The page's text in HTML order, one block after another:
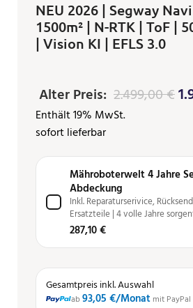
NEU 2026 | Segway
1500m² | N-RTK | ToF |
| Vision KI | EFLS 3.0
Alter Preis: 2.499,00€
Enthält 19% MwSt.
sofort lieferbar
Mähroboterwelt 4 Jahre
Abdeckung
Inkl. Reparaturserivice,
Ersatzteile | 4 volle Jahre
287,10 €
Gesamtpreis inkl. Auswahl
ab93,05 €/Monat mit PayPal